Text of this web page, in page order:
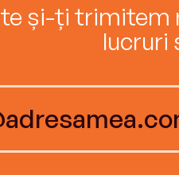
și-ți trimitem
lucruri